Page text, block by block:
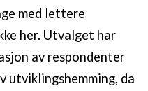
med lettere
her. Utvalget har
av respondenter
utviklingshemming, da